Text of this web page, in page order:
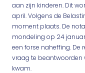
aan zijn kinderen. Dit
april. Volgens de
moment plaats. De
mondeling op 24
een forse naheffing. De
vraag te beantwoorden
kwam.